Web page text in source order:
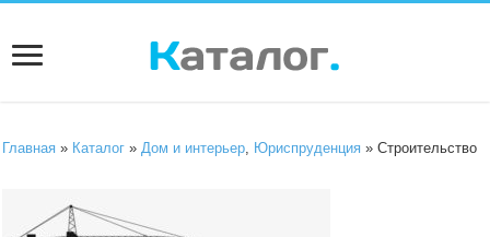
Главная » Каталог » Дом и интерьер Юриспруденция » Строительство